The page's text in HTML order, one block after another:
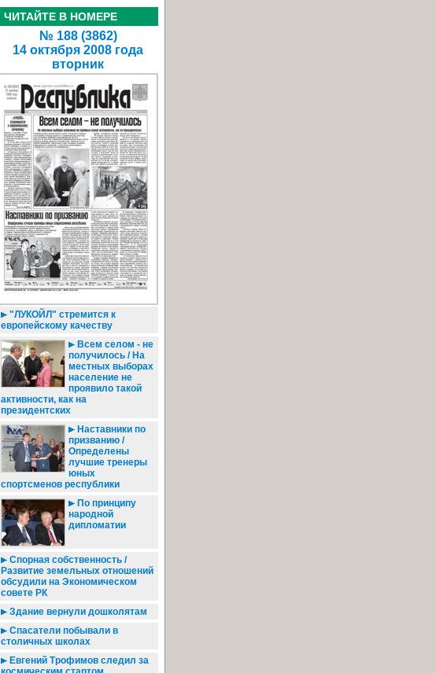
ЧИТАЙТЕ В НОМЕРЕ
№ 188 (3862)
14 октября 2008 года
вторник
"ЛУКОЙЛ" стремится к
европейскому качеству
Всем селом - не
получилось / На
местных выборах
население не
проявило такой
активности, как на
президентских
Наставники по
призванию /
Определены
лучшие тренеры
юных
спортсменов республики
По принципу
народной
дипломатии
Спорная собственность /
Развитие земельных отношений
обсудили на Экономическом
совете РК
Здание вернули дошколятам
Спасатели побывали в
столичных школах
Евгений Трофимов следил за